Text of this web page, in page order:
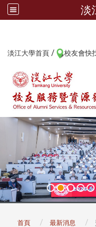
淡
淡江大學首頁 / 校友會快
首頁 最新消息